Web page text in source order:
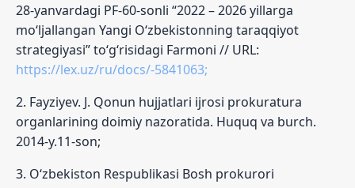
28-yanvardagi PF-60-sonli “2022 – 2026 yillarga
mo‘ljallangan Yangi O‘zbekistonning taraqqiyot
strategiyasi” to‘g‘risidagi Farmoni // URL:
https://lex.uz/ru/docs/-5841063;
2. Fayziyev. J. Qonun hujjatlari ijrosi prokuratura
organlarining doimiy nazoratida. Huquq va burch.
2014-y.11-son;
3. O‘zbekiston Respublikasi Bosh prokurori